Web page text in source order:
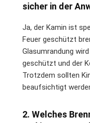
sicher in der
Ja, der Kamin ist
Feuer geschützt
Glasumrandung
geschützt und der
Trotzdem sollten
beaufsichtigt
2. Welches